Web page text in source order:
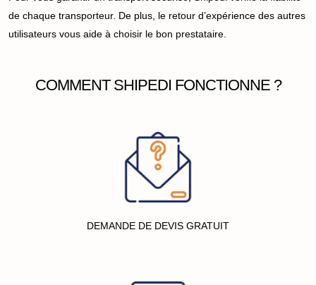
de chaque transporteur. De plus, le retour d’expérience des autres
utilisateurs vous aide à choisir le bon prestataire.
COMMENT SHIPEDI FONCTIONNE ?
DEMANDE DE DEVIS GRATUIT